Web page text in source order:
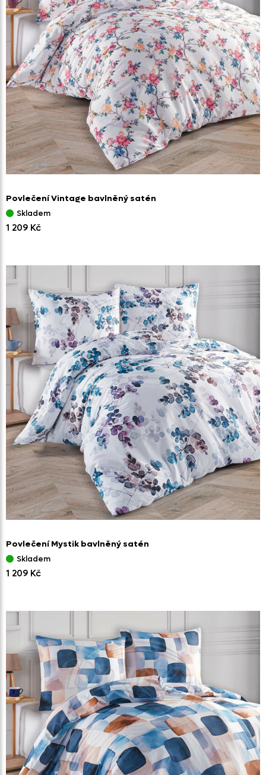
Povlečení Vintage bavlněný satén
Skladem
1 209 Kč
Povlečení Mystik bavlněný satén
Skladem
1 209 Kč